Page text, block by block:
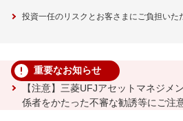
投資一任のリスクとお客さまにご負担いた
重要なお知らせ
【注意】三菱UFJアセットマネジメ
係者をかたった不審な勧誘等にご注